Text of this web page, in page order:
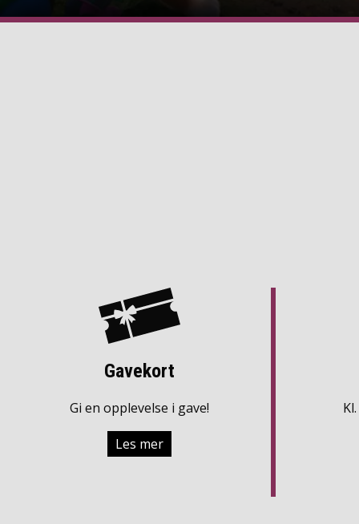
Gavekort
Gi en opplevelse i gave!
Les mer